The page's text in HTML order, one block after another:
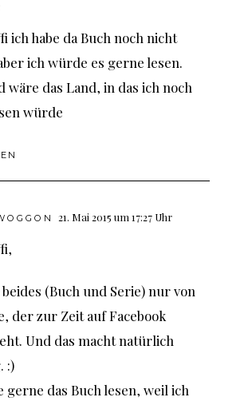
ich habe da Buch noch nicht
ich würde es gerne lesen.
wäre das Land, in das ich noch
würde
21. Mai 2015 um 17:27 Uhr
(Buch und Serie) nur von
der zur Zeit auf Facebook
Und das macht natürlich
:)
gerne das Buch lesen, weil ich